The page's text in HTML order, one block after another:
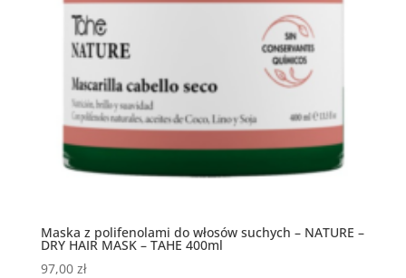
Maska z polifenolami do włosów suchych – NATURE –
DRY HAIR MASK – TAHE 400ml
97,00 zł